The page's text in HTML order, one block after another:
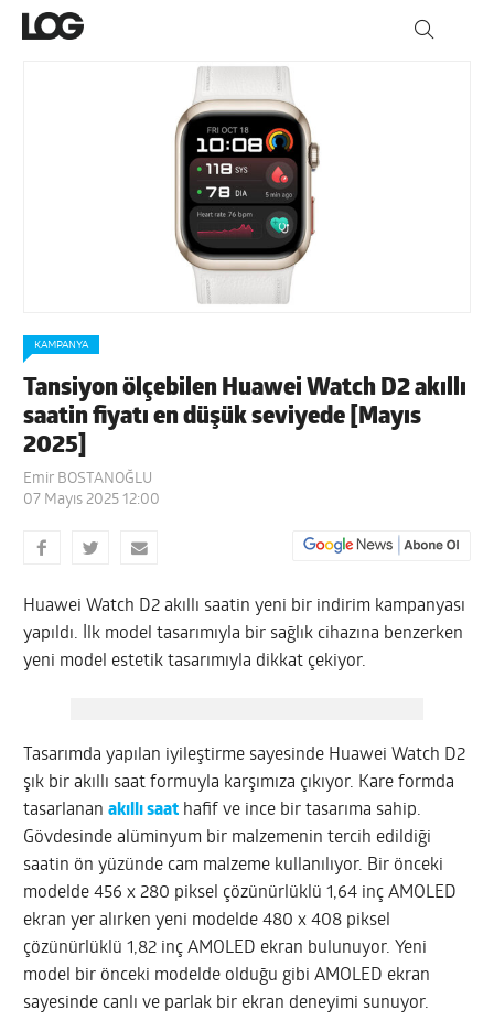
KAMPANYA
Tansiyon ölçebilen Huawei Watch D2 akıllı
saatin fiyatı en düşük seviyede [Mayıs
2025]
Emir BOSTANOĞLU
07 Mayıs 2025 12:00
Huawei Watch D2 akıllı saatin yeni bir indirim kampanyası
yapıldı. İlk model tasarımıyla bir sağlık cihazına benzerken
yeni model estetik tasarımıyla dikkat çekiyor.
Tasarımda yapılan iyileştirme sayesinde Huawei Watch D2
şık bir akıllı saat formuyla karşımıza çıkıyor. Kare formda
tasarlanan akıllı saat hafif ve ince bir tasarıma sahip.
Gövdesinde alüminyum bir malzemenin tercih edildiği
saatin ön yüzünde cam malzeme kullanılıyor. Bir önceki
modelde 456 x 280 piksel çözünürlüklü 1,64 inç AMOLED
ekran yer alırken yeni modelde 480 x 408 piksel
çözünürlüklü 1,82 inç AMOLED ekran bulunuyor. Yeni
model bir önceki modelde olduğu gibi AMOLED ekran
sayesinde canlı ve parlak bir ekran deneyimi sunuyor.